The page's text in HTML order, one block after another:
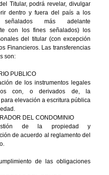
Titular, podrá revelar, divulgar
dentro y fuera del país a los
señalados más adelante
con los fines señalados) los
del titular (con excepción
Financieros. Las transferencias
son:
PUBLICO
de los instrumentos legales
con, o derivados de, la
elevación a escritura pública
DEL CONDOMINIO
de la propiedad y
de acuerdo al reglamento del
de las obligaciones